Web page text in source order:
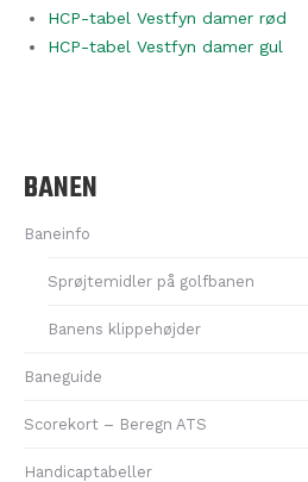
HCP-tabel Vestfyn damer rød
HCP-tabel Vestfyn damer gul
BANEN
Baneinfo
Sprøjtemidler på golfbanen
Banens klippehøjder
Baneguide
Scorekort – Beregn ATS
Handicaptabeller